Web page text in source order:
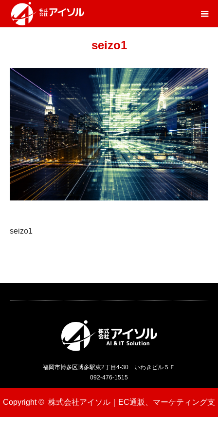
seizo1
seizo1
福岡市博多区博多駅東2丁目4-30 いわきビル５Ｆ
092-476-1515
Copyright © 株式会社アイソル｜EC通販、マーケティング支